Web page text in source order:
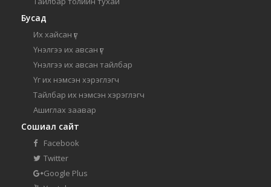
Бусад
Их хайсан үг
Үнэлгээ их авсан үг
Үнэлгээ их авсан тайлбар
Үг их нэмсэн хэрэглэгч
Тайлбар их нэмсэн хэрэглэгч
Ашиглах заавар
Сошиал сайт
Facebook
Twitter
Google Plus